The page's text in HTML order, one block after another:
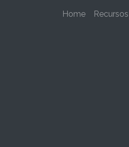
Home Recursos